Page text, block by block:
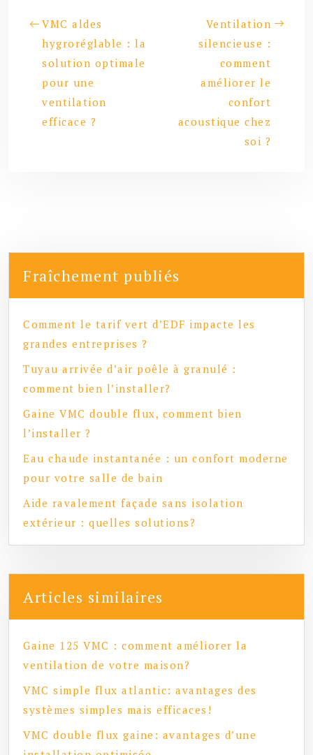
VMC aldes
hygroréglable : la
solution optimale
pour une
ventilation
efficace ?
Ventilation
silencieuse :
comment
améliorer le
confort
acoustique chez
soi ?
Fraîchement publiés
Comment le tarif vert d’EDF impacte les
grandes entreprises ?
Tuyau arrivée d’air poêle à granulé :
comment bien l’installer?
Gaine VMC double flux, comment bien
l’installer ?
Eau chaude instantanée : un confort moderne
pour votre salle de bain
Aide ravalement façade sans isolation
extérieur : quelles solutions?
Articles similaires
Gaine 125 VMC : comment améliorer la
ventilation de votre maison?
VMC simple flux atlantic: avantages des
systèmes simples mais efficaces!
VMC double flux gaine: avantages d’une